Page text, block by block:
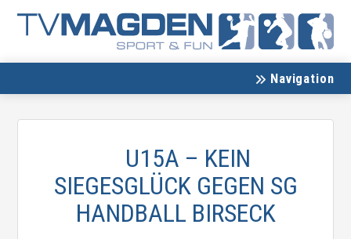
Navigation
U15A – KEIN
SIEGESGLÜCK GEGEN SG
HANDBALL BIRSECK